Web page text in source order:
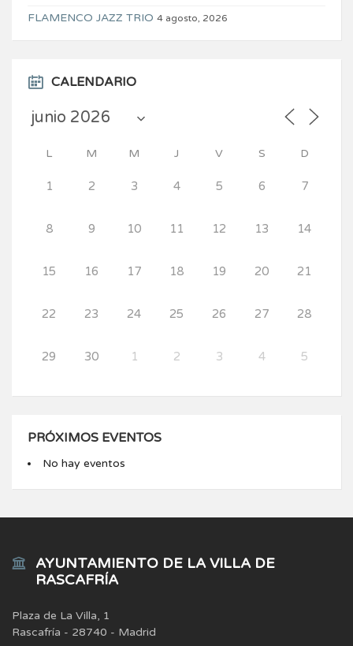
FLAMENCO JAZZ TRIO 4 agosto, 2026
CALENDARIO
L M M J V S D
1 2 3 4 5 6 7
8 9 10 11 12 13 14
15 16 17 18 19 20 21
22 23 24 25 26 27 28
29 30 1 2 3 4 5
PRÓXIMOS EVENTOS
No hay eventos
AYUNTAMIENTO DE LA VILLA DE
RASCAFRÍA
Plaza de La Villa, 1
Rascafría - 28740 - Madrid